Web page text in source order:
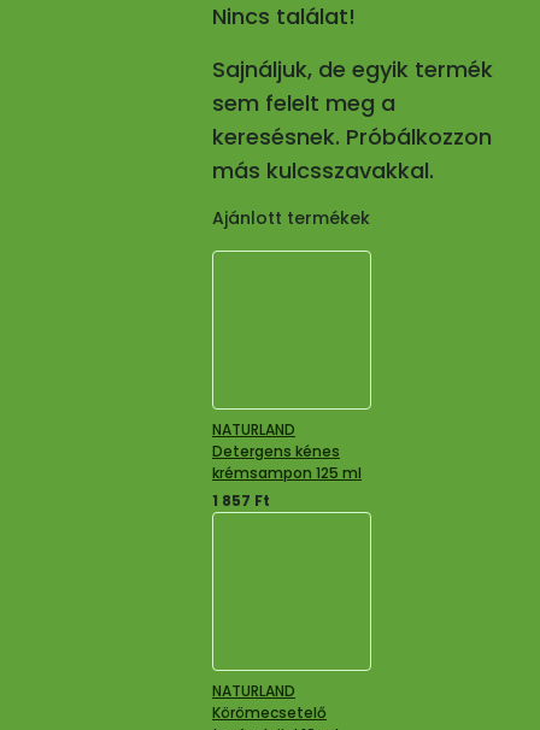
Nincs találat!
Sajnáljuk, de egyik termék
sem felelt meg a
keresésnek. Próbálkozzon
más kulcsszavakkal.
Ajánlott termékek
NATURLAND
Detergens kénes
krémsampon 125 ml
1 857 Ft
NATURLAND
Körömecsetelő